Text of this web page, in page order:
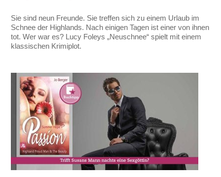
Sie sind neun Freunde. Sie treffen sich zu einem Urlaub im
Schnee der Highlands. Nach einigen Tagen ist einer von ihnen
tot. Wer war es? Lucy Foleys „Neuschnee“ spielt mit einem
klassischen Krimiplot.